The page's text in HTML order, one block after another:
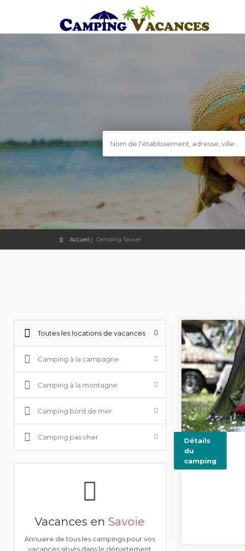
Accueil Camping Savoie
Toutes les locations de vacances
Camping à la campagne
Camping à la montagne
Camping bord de mer
Camping pas cher
Vacances enSavoie
Annuaire de tous les campings pour vos
vacances situés dans le département
Détails
du
camping